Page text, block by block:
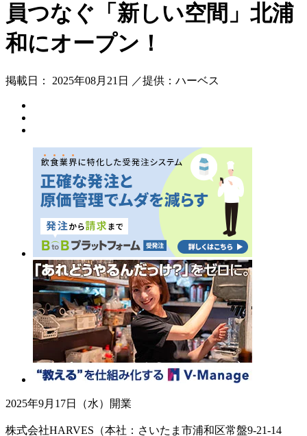
員つなぐ「新しい空間」北浦
和にオープン！
掲載日： 2025年08月21日 ／提供：ハーベス
2025年9月17日（水）開業
株式会社HARVES（本社：さいたま市浦和区常盤9-21-14